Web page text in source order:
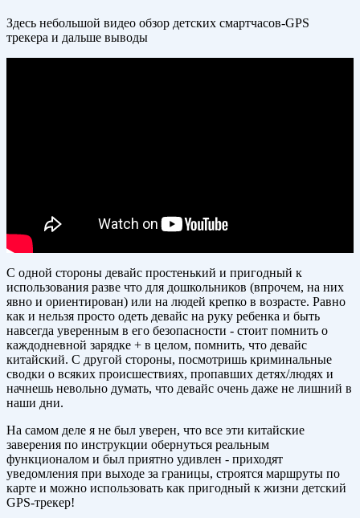
Здесь небольшой видео обзор детских смартчасов-GPS
трекера и дальше выводы
С одной стороны девайс простенький и пригодный к
использования разве что для дошкольников (впрочем, на них
явно и ориентирован) или на людей крепко в возрасте. Равно
как и нельзя просто одеть девайс на руку ребенка и быть
навсегда уверенным в его безопасности - стоит помнить о
каждодневной зарядке + в целом, помнить, что девайс
китайский. С другой стороны, посмотришь криминальные
сводки о всяких происшествиях, пропавших детях/людях и
начнешь невольно думать, что девайс очень даже не лишний в
наши дни.
На самом деле я не был уверен, что все эти китайские
заверения по инструкции обернуться реальным
функционалом и был приятно удивлен - приходят
уведомления при выходе за границы, строятся маршруты по
карте и можно использовать как пригодный к жизни детский
GPS-трекер!